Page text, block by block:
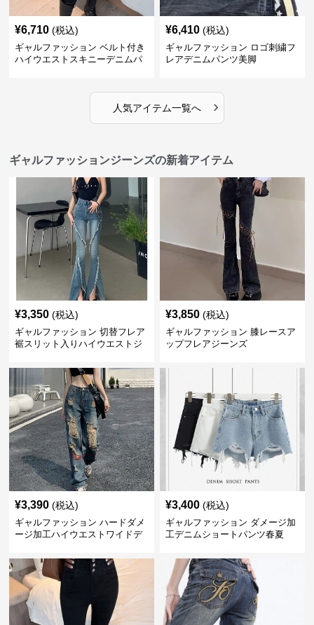
¥6,710 (税込)
ギャルファッション ベルト付き
ハイウエストスキニーデニムパ
¥6,410 (税込)
ギャルファッション ロゴ刺繍フ
レアデニムパンツ美脚
人気アイテム一覧へ ›
ギャルファッションジーンズの新着アイテム
¥3,350 (税込)
ギャルファッション 切替フレア
裾スリット入りハイウエストジ
¥3,850 (税込)
ギャルファッション 膝レースア
ップフレアジーンズ
¥3,390 (税込)
ギャルファッション ハードダメ
ージ加工ハイウエストワイドデ
¥3,400 (税込)
ギャルファッション ダメージ加
工デニムショートパンツ春夏